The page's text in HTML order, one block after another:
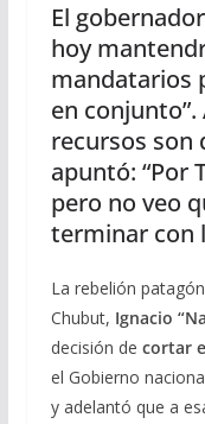
El
hoy
mandatarios
en
recursos son
apuntó: “Por
pero no veo
terminar con
La rebelión
Chubut, Ignacio
decisión de cortar
el Gobierno
y adelantó que a